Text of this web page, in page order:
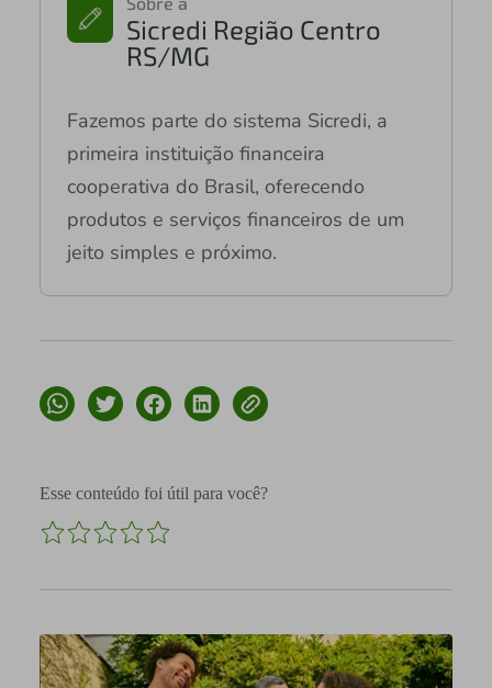
Sicredi Região Centro
RS/MG
Fazemos parte do sistema Sicredi, a
primeira instituição financeira
cooperativa do Brasil, oferecendo
produtos e serviços financeiros de um
jeito simples e próximo.
Esse conteúdo foi útil para você?